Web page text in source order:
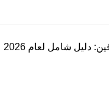
دليل شامل لعام 2026